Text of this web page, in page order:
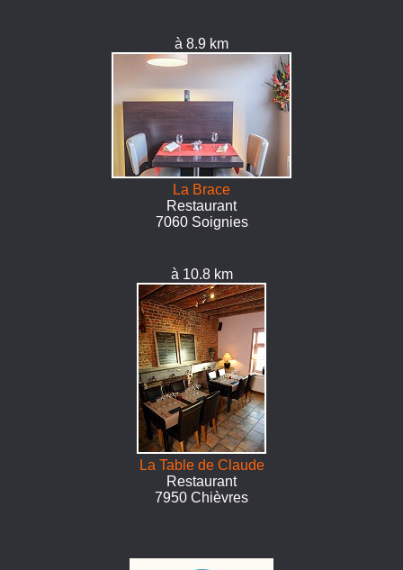
à 8.9 km
La Brace
Restaurant
7060 Soignies
à 10.8 km
La Table de Claude
Restaurant
7950 Chièvres